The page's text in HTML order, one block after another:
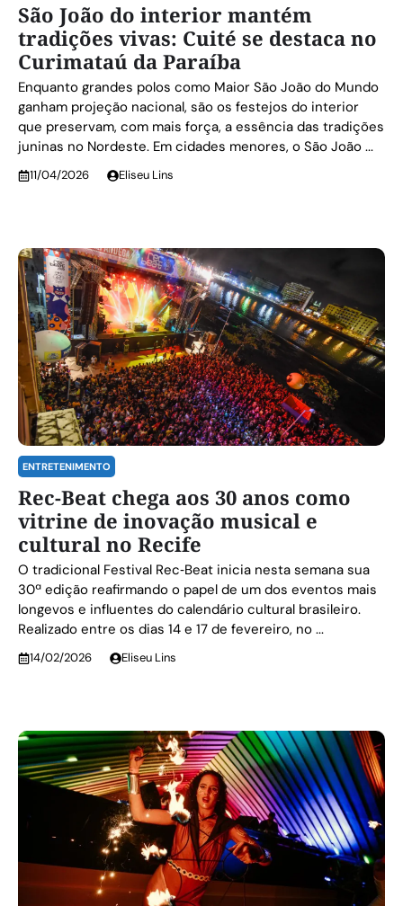
São João do interior mantém
tradições vivas: Cuité se destaca no
Curimataú da Paraíba
Enquanto grandes polos como Maior São João do Mundo
ganham projeção nacional, são os festejos do interior
que preservam, com mais força, a essência das tradições
juninas no Nordeste. Em cidades menores, o São João ...
11/04/2026 Eliseu Lins
ENTRETENIMENTO
Rec-Beat chega aos 30 anos como
vitrine de inovação musical e
cultural no Recife
O tradicional Festival Rec‑Beat inicia nesta semana sua
30ª edição reafirmando o papel de um dos eventos mais
longevos e influentes do calendário cultural brasileiro.
Realizado entre os dias 14 e 17 de fevereiro, no ...
14/02/2026 Eliseu Lins